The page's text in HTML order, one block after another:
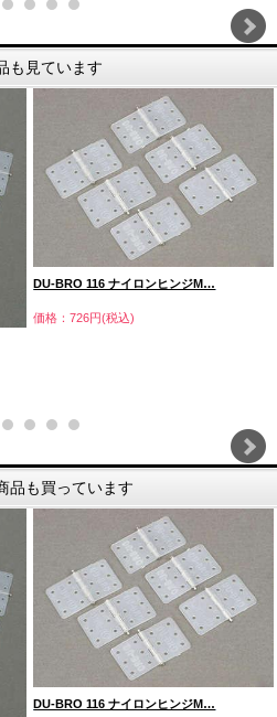
も見ています
DU-BRO 116 ナイロンヒンジM…
価格：726円(税込)
品も買っています
DU-BRO 116 ナイロンヒンジM…